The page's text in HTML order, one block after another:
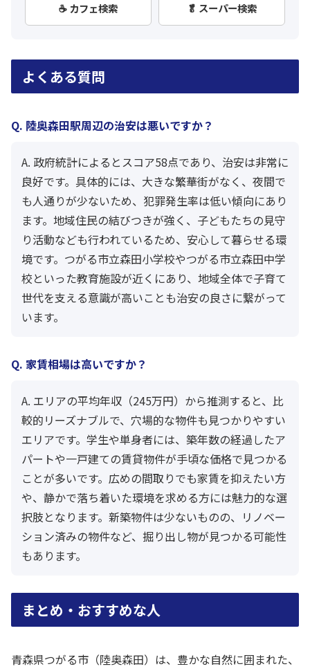
☕ カフェ検索 🥬 スーパー検索
よくある質問
Q. 陸奥森田駅周辺の治安は悪いですか？
A. 政府統計によるとスコア58点であり、治安は非常に
良好です。具体的には、大きな繁華街がなく、夜間で
も人通りが少ないため、犯罪発生率は低い傾向にあり
ます。地域住民の結びつきが強く、子どもたちの見守
り活動なども行われているため、安心して暮らせる環
境です。つがる市立森田小学校やつがる市立森田中学
校といった教育施設が近くにあり、地域全体で子育て
世代を支える意識が高いことも治安の良さに繋がって
います。
Q. 家賃相場は高いですか？
A. エリアの平均年収（245万円）から推測すると、比
較的リーズナブルで、穴場的な物件も見つかりやすい
エリアです。学生や単身者には、築年数の経過したア
パートや一戸建ての賃貸物件が手頃な価格で見つかる
ことが多いです。広めの間取りでも家賃を抑えたい方
や、静かで落ち着いた環境を求める方には魅力的な選
択肢となります。新築物件は少ないものの、リノベー
ション済みの物件など、掘り出し物が見つかる可能性
もあります。
まとめ・おすすめな人
青森県つがる市（陸奥森田）は、豊かな自然に囲まれた、